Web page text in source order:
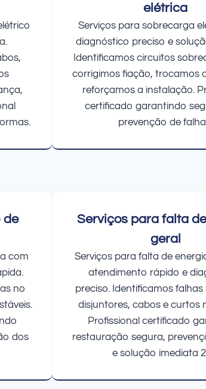
elétrica
Serviços para sobrecarga
diagnóstico preciso e
Identificamos circuitos
corrigimos fiação, trocamos
reforçamos a instalação.
certificado garantindo
prevenção de
de
com
no
dos
Serviços para falta
geral
Serviços para falta de
atendimento rápido e
preciso. Identificamos
disjuntores, cabos e curtos
Profissional certificado
restauração segura,
e solução imediata